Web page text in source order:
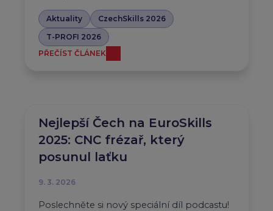
Aktuality
CzechSkills 2026
T-PROFI 2026
PŘEČÍST ČLÁNEK
Nejlepší Čech na EuroSkills
2025: CNC frézař, který
posunul laťku
9. 3. 2026
Poslechněte si nový speciální díl podcastu!